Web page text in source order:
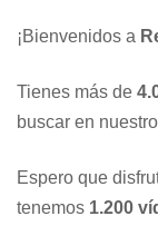
¡Bienvenidos a
Tienes más de
buscar en
Espero que
tenemos 1.200